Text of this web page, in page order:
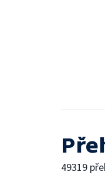
49319